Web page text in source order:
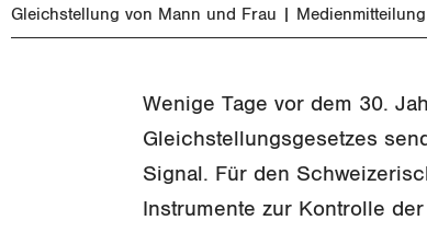
Gleichstellung von Mann und Frau Medienmitteilung
Wenige Tage vor dem 30.
Gleichstellungsgesetzes
Signal. Für den
Instrumente zur Kontrolle